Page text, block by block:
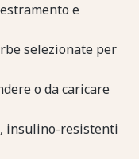
e
selezionate per
o da caricare
insulino-resistenti